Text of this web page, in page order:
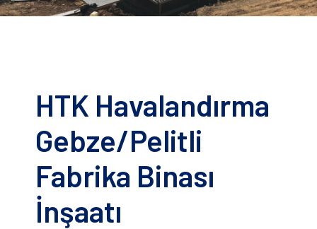
HTK Havalandırma
Gebze/Pelitli
Fabrika Binası
İnşaatı